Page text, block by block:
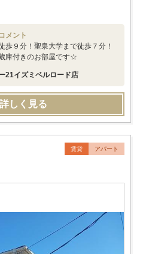
メント
歩９分！聖泉大学まで徒歩７分！
庫付きのお部屋です☆
21イズミベルロード店
しく見る
賃貸 アパート